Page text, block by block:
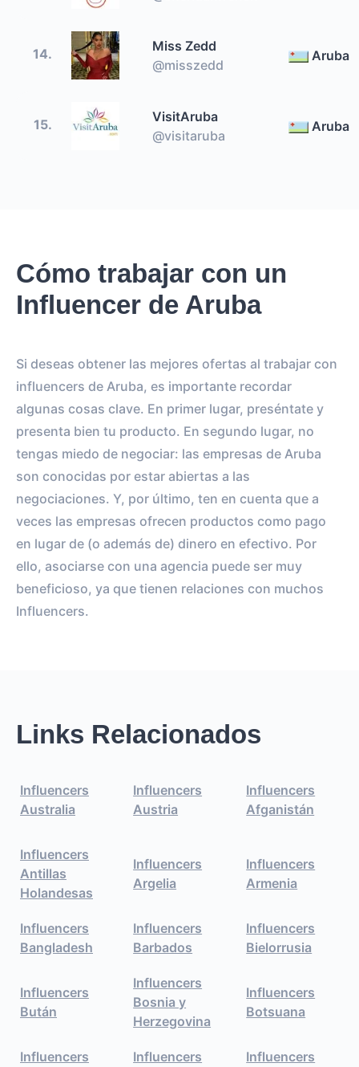
14.
Miss Zedd
@misszedd
Aruba
15.
VisitAruba
@visitaruba
Aruba
Cómo trabajar con un
Influencer de Aruba
Si deseas obtener las mejores ofertas al trabajar con
influencers de Aruba, es importante recordar
algunas cosas clave. En primer lugar, preséntate y
presenta bien tu producto. En segundo lugar, no
tengas miedo de negociar: las empresas de Aruba
son conocidas por estar abiertas a las
negociaciones. Y, por último, ten en cuenta que a
veces las empresas ofrecen productos como pago
en lugar de (o además de) dinero en efectivo. Por
ello, asociarse con una agencia puede ser muy
beneficioso, ya que tienen relaciones con muchos
Influencers.
Links Relacionados
Influencers
Australia
Influencers
Austria
Influencers
Afganistán
Influencers
Antillas
Holandesas
Influencers
Argelia
Influencers
Armenia
Influencers
Bangladesh
Influencers
Barbados
Influencers
Bielorrusia
Influencers
Bután
Influencers
Bosnia y
Herzegovina
Influencers
Botsuana
Influencers
Influencers
Influencers